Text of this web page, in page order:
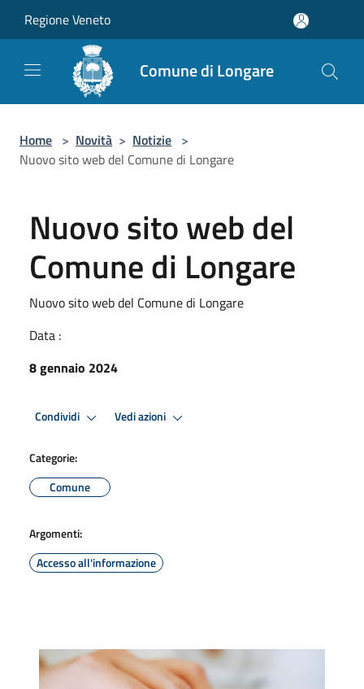
Regione Veneto
Comune di Longare
Home > Novità > Notizie >
Nuovo sito web del Comune di Longare
Nuovo sito web del
Comune di Longare
Nuovo sito web del Comune di Longare
Data :
8 gennaio 2024
Condividi Vedi azioni
Categorie:
Comune
Argomenti:
Accesso all'informazione